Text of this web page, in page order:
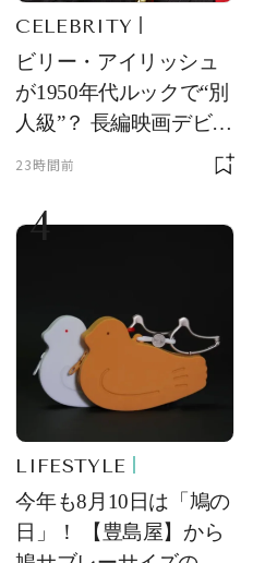
CELEBRITY
ビリー・アイリッシュ
が1950年代ルックで“別
人級”？ 長編映画デビュ
ー作の現場写真に反響
23時間前
4
LIFESTYLE
今年も8月10日は「鳩の
日」！ 【豊島屋】から